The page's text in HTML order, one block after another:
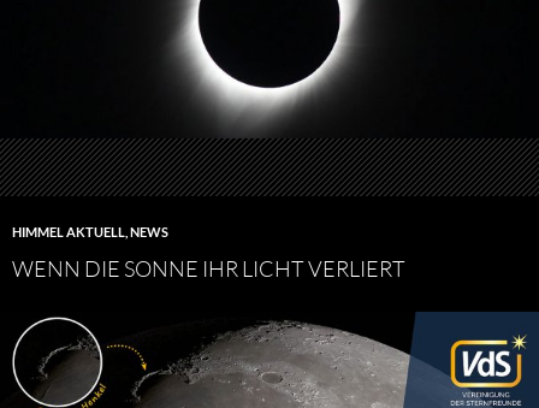
HIMMEL AKTUELL NEWS
WENN DIE SONNE IHR LICHT VERLIERT